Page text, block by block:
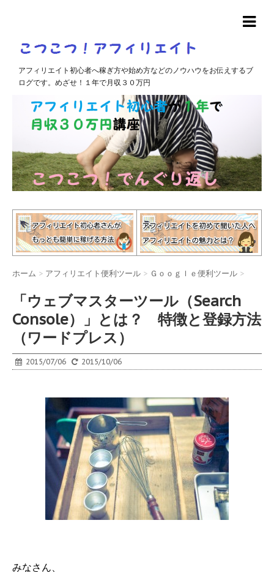
アフィリエイト初心者へ稼ぎ方や始め方などのノウハウをお伝えするブ
ログです。めざせ！１年で月収３０万円
ホーム > アフィリエイト便利ツール > Ｇｏｏｇｌｅ便利ツール >
「ウェブマスターツール（Search
Console）」とは？ 特徴と登録方法
（ワードプレス）
2015/07/06 2015/10/06
みなさん、